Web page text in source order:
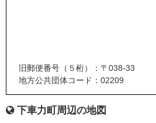
旧郵便番号（５桁）：〒038-33
地方公共団体コード：02209
下車力町周辺の地図